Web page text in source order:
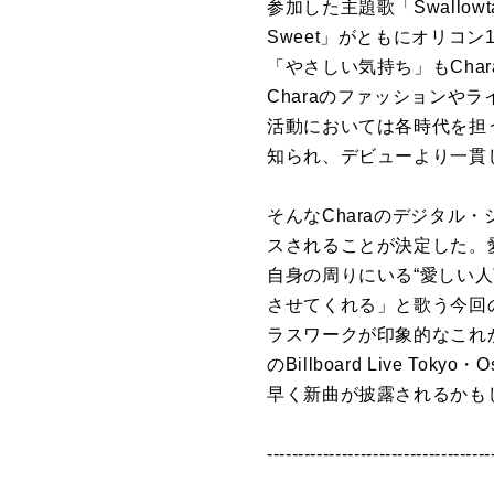
参加した主題歌「
Sweet」がともにオリコン
「やさしい気持ち」も
Charaのファッションやラ
活動においては各時代を
知られ、デビューより一
そんなCharaのデジタル・
スされることが決定した
自身の周りにいる“愛しい
させてくれる」と歌う今
ラスワークが印象的なこ
のBillboard Live Tokyo・
早く新曲が披露されるか